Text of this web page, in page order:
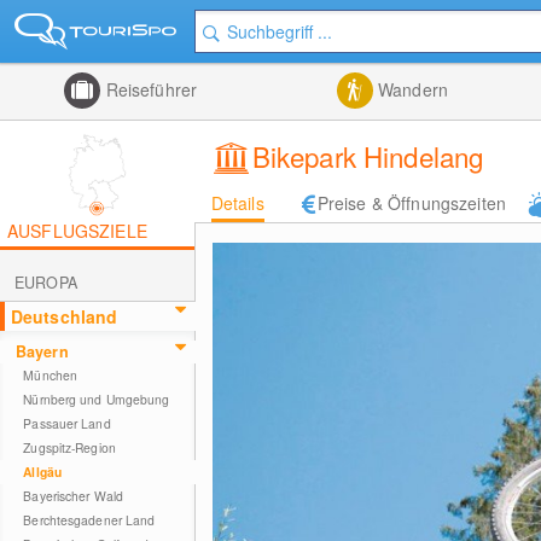
Reiseführer Wandern
Bikepark Hindelang
Details Preise & Öffnungszeiten
AUSFLUGSZIELE
EUROPA
Deutschland
Bayern
München
Nürnberg und Umgebung
Passauer Land
Zugspitz-Region
Allgäu
Bayerischer Wald
Berchtesgadener Land